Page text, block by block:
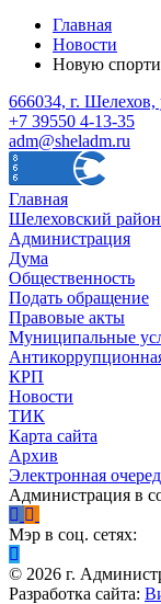
Главная
Новости
Новую
666034, г.
+7 39550 4-13-35
adm@sheladm.ru
Главная
Шелеховский район
Администрация
Дума
Общественность
Подать обращение
Правовые акты
Муниципальные
КРП
Новости
ТИК
Карта сайта
Архив
Электронная
Администрация в
Мэр в соц. сетях:
© 2026 г.
Разработка сайта: